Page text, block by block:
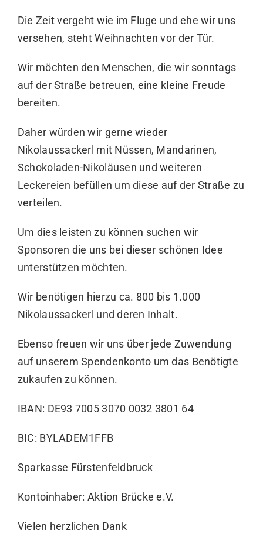
Die Zeit vergeht wie im Fluge und ehe wir uns
versehen, steht Weihnachten vor der Tür.
Wir möchten den Menschen, die wir sonntags
auf der Straße betreuen, eine kleine Freude
bereiten.
Daher würden wir gerne wieder
Nikolaussackerl mit Nüssen, Mandarinen,
Schokoladen-Nikoläusen und weiteren
Leckereien befüllen um diese auf der Straße zu
verteilen.
Um dies leisten zu können suchen wir
Sponsoren die uns bei dieser schönen Idee
unterstützen möchten.
Wir benötigen hierzu ca. 800 bis 1.000
Nikolaussackerl und deren Inhalt.
Ebenso freuen wir uns über jede Zuwendung
auf unserem Spendenkonto um das Benötigte
zukaufen zu können.
IBAN: DE93 7005 3070 0032 3801 64
BIC: BYLADEM1FFB
Sparkasse Fürstenfeldbruck
Kontoinhaber: Aktion Brücke e.V.
Vielen herzlichen Dank